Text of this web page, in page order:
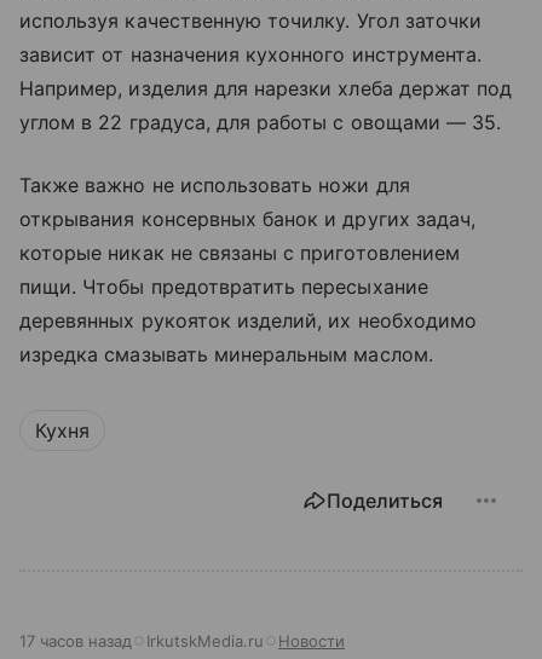
используя качественную точилку. Угол заточки
зависит от назначения кухонного инструмента.
Например, изделия для нарезки хлеба держат под
углом в 22 градуса, для работы с овощами — 35.
Также важно не использовать ножи для
открывания консервных банок и других задач,
которые никак не связаны с приготовлением
пищи. Чтобы предотвратить пересыхание
деревянных рукояток изделий, их необходимо
изредка смазывать минеральным маслом.
Кухня
Поделиться
17 часов назад IrkutskMedia.ru Новости